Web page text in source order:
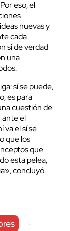
eso, el
nuevas y
cada
si de verdad
una
sí se puede,
es para
cuestión de
ante el
va el sí se
que los
que
esta pelea,
concluyó.
-